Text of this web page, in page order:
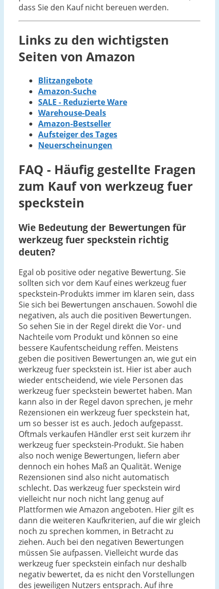
dass Sie den Kauf nicht bereuen werden.
Links zu den wichtigsten
Seiten von Amazon
Blitzangebote
Amazon-Suche
SALE - Reduzierte Ware
Warehouse-Deals
Amazon-Bestseller
Aufsteiger des Tages
Neuerscheinungen
FAQ - Häufig gestellte Fragen
zum Kauf von werkzeug fuer
speckstein
Wie Bedeutung der Bewertungen für
werkzeug fuer speckstein richtig
deuten?
Egal ob positive oder negative Bewertung. Sie
sollten sich vor dem Kauf eines werkzeug fuer
speckstein-Produkts immer im klaren sein, dass
Sie sich bei Bewertungen anschauen. Sowohl die
negativen, als auch die positiven Bewertungen.
So sehen Sie in der Regel direkt die Vor- und
Nachteile vom Produkt und können so eine
bessere Kaufentscheidung reffen. Meistens
geben die positiven Bewertungen an, wie gut ein
werkzeug fuer speckstein ist. Hier ist aber auch
wieder entscheidend, wie viele Personen das
werkzeug fuer speckstein bewertet haben. Man
kann also in der Regel davon sprechen, je mehr
Rezensionen ein werkzeug fuer speckstein hat,
um so besser ist es auch. Jedoch aufgepasst.
Oftmals verkaufen Händler erst seit kurzem ihr
werkzeug fuer speckstein-Produkt. Sie haben
also noch wenige Bewertungen, liefern aber
dennoch ein hohes Maß an Qualität. Wenige
Rezensionen sind also nicht automatisch
schlecht. Das werkzeug fuer speckstein wird
vielleicht nur noch nicht lang genug auf
Plattformen wie Amazon angeboten. Hier gilt es
dann die weiteren Kaufkriterien, auf die wir gleich
noch zu sprechen kommen, in Betracht zu
ziehen. Auch bei den negativen Bewertungen
müssen Sie aufpassen. Vielleicht wurde das
werkzeug fuer speckstein einfach nur deshalb
negativ bewertet, da es nicht den Vorstellungen
des jeweiligen Nutzers entsprach. Auf ihre